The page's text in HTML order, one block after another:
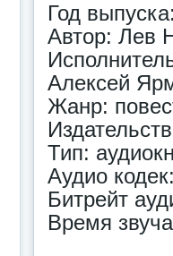
Год
Автор: Лев
Алексей
Жанр:
Тип:
Аудио
Битрейт
Время